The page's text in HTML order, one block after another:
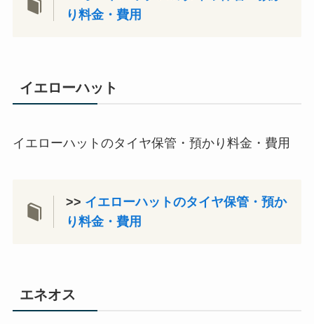
り料金・費用
イエローハット
イエローハットのタイヤ保管・預かり料金・費用
>> イエローハットのタイヤ保管・預か
り料金・費用
エネオス